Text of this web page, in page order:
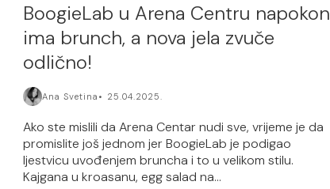
BoogieLab u Arena Centru napokon
ima brunch, a nova jela zvuče
odlično!
Ana Svetina 25.04.2025.
Ako ste mislili da Arena Centar nudi sve, vrijeme je da
promislite još jednom jer BoogieLab je podigao
ljestvicu uvođenjem bruncha i to u velikom stilu.
Kajgana u kroasanu, egg salad na...